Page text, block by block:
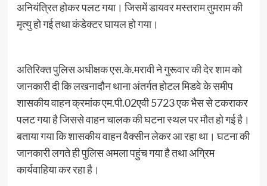
अनियंत्रित होकर पलट गया। जिसमें डायवर मस्तराम तुमराम की
मृत्यु हो गई तथा कंडेक्टर घायल हो गया।
अतिरिक्त पुलिस अधीक्षक एस.के.मरावी ने गुरूवार की देर शाम को
जानकारी दी कि लखनादौन थाना अंतर्गत होटल मिडवे के समीप
शासकीय वाहन क्रमांक एम.पी.02एवी 5723 एक भैस से टकराकर
पलट गया है जिससे वाहन चालक की घटना स्थल पर मौत हो गई है।
बताया गया कि शासकीय वाहन वैक्सीन लेकर आ रहा था। घटना की
जानकारी लगते ही पुलिस अमला पहुंच गया है तथा अग्रिम
कार्यवाहिया कर रहा है।